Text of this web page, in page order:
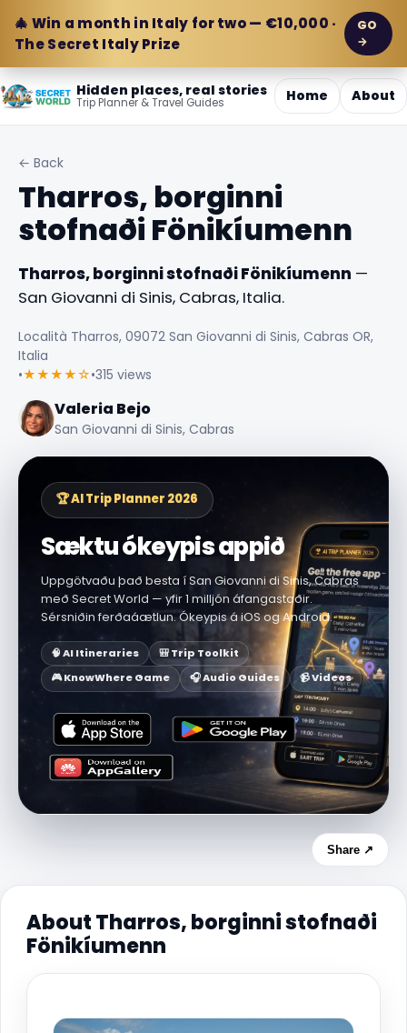
🎄 Win a month in Italy for two — €10,000 ·
The Secret Italy Prize
GO
→
Hidden places, real stories
Trip Planner & Travel Guides Home About
← Back
Tharros, borginni
stofnaði Fönikíumenn
Tharros, borginni stofnaði Fönikíumenn —
San Giovanni di Sinis, Cabras, Italia.
Località Tharros, 09072 San Giovanni di Sinis, Cabras OR,
Italia
•★★★★☆•315 views
Valeria Bejo
San Giovanni di Sinis, Cabras
🏆 AI Trip Planner 2026
Sæktu ókeypis appið
Uppgötvaðu það besta í San Giovanni di Sinis, Cabras
með Secret World — yfir 1 milljón áfangastaðir.
Sérsniðin ferðaáætlun. Ókeypis á iOS og Android.
🧠 AI Itineraries
🎒 Trip Toolkit
🎮 KnowWhere Game
🎧 Audio Guides 📹 Videos
Share ↗
About Tharros, borginni stofnaði
Fönikíumenn